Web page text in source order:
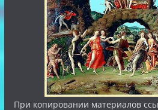
При копировании материалов